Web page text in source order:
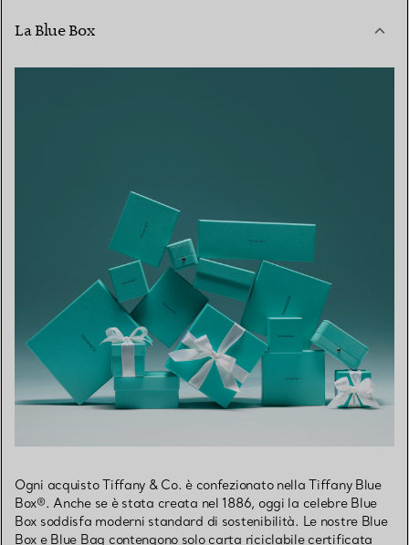
La Blue Box
Ogni acquisto Tiffany & Co. è confezionato nella Tiffany Blue
Box®. Anche se è stata creata nel 1886, oggi la celebre Blue
Box soddisfa moderni standard di sostenibilità. Le nostre Blue
Box e Blue Bag contengono solo carta riciclabile certificata